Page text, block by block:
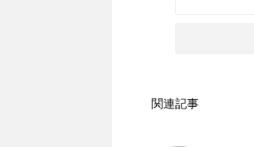
関連記事